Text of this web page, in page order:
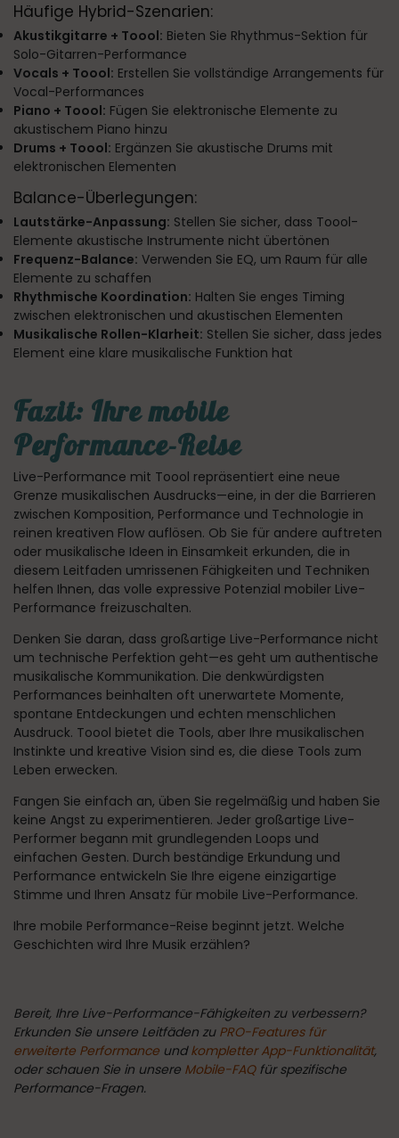
Häufige Hybrid-Szenarien:
Akustikgitarre + Toool: Bieten Sie Rhythmus-Sektion für
Solo-Gitarren-Performance
Vocals + Toool: Erstellen Sie vollständige Arrangements für
Vocal-Performances
Piano + Toool: Fügen Sie elektronische Elemente zu
akustischem Piano hinzu
Drums + Toool: Ergänzen Sie akustische Drums mit
elektronischen Elementen
Balance-Überlegungen:
Lautstärke-Anpassung: Stellen Sie sicher, dass Toool-
Elemente akustische Instrumente nicht übertönen
Frequenz-Balance: Verwenden Sie EQ, um Raum für alle
Elemente zu schaffen
Rhythmische Koordination: Halten Sie enges Timing
zwischen elektronischen und akustischen Elementen
Musikalische Rollen-Klarheit: Stellen Sie sicher, dass jedes
Element eine klare musikalische Funktion hat
Fazit: Ihre mobile
Performance-Reise
Live-Performance mit Toool repräsentiert eine neue
Grenze musikalischen Ausdrucks—eine, in der die Barrieren
zwischen Komposition, Performance und Technologie in
reinen kreativen Flow auflösen. Ob Sie für andere auftreten
oder musikalische Ideen in Einsamkeit erkunden, die in
diesem Leitfaden umrissenen Fähigkeiten und Techniken
helfen Ihnen, das volle expressive Potenzial mobiler Live-
Performance freizuschalten.
Denken Sie daran, dass großartige Live-Performance nicht
um technische Perfektion geht—es geht um authentische
musikalische Kommunikation. Die denkwürdigsten
Performances beinhalten oft unerwartete Momente,
spontane Entdeckungen und echten menschlichen
Ausdruck. Toool bietet die Tools, aber Ihre musikalischen
Instinkte und kreative Vision sind es, die diese Tools zum
Leben erwecken.
Fangen Sie einfach an, üben Sie regelmäßig und haben Sie
keine Angst zu experimentieren. Jeder großartige Live-
Performer begann mit grundlegenden Loops und
einfachen Gesten. Durch beständige Erkundung und
Performance entwickeln Sie Ihre eigene einzigartige
Stimme und Ihren Ansatz für mobile Live-Performance.
Ihre mobile Performance-Reise beginnt jetzt. Welche
Geschichten wird Ihre Musik erzählen?
Bereit, Ihre Live-Performance-Fähigkeiten zu verbessern?
Erkunden Sie unsere Leitfäden zu PRO-Features für
erweiterte Performance undkompletter App-Funktionalität,
oder schauen Sie in unsere Mobile-FAQfür spezifische
Performance-Fragen.